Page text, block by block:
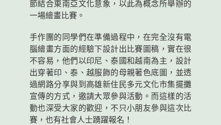
節結合東南亞文化意象，以此為概念所舉辦的
一場繪畫比賽。
手作團的同學們在準備過程中，在完全沒有電
腦繪畫方面的經驗下設計出比賽圖稿，實在很
不容易，他們以印尼、泰國和越南為主，設計
出穿著印、泰、 越服飾的母親著色底圖，並透
過網路分享與到高雄新住民多元文化市集擺攤
宣傳的方式，邀請大眾參與活動。而這樣的活
動也深受大家的歡迎，不只小朋友參與這次比
賽，也有社會人士踴躍報名！